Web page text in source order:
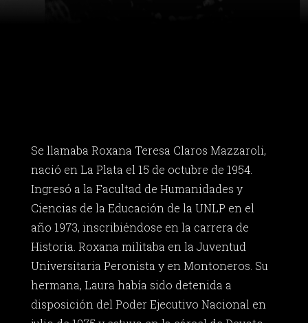
Se llamaba Roxana Teresa Claros Mazzaroli,
nació en La Plata el 15 de octubre de 1954.
Ingresó a la Facultad de Humanidades y
Ciencias de la Educación de la UNLP en el
año 1973, inscribiéndose en la carrera de
Historia. Roxana militaba en la Juventud
Universitaria Peronista y en Montoneros. Su
hermana, Laura había sido detenida a
disposición del Poder Ejecutivo Nacional en